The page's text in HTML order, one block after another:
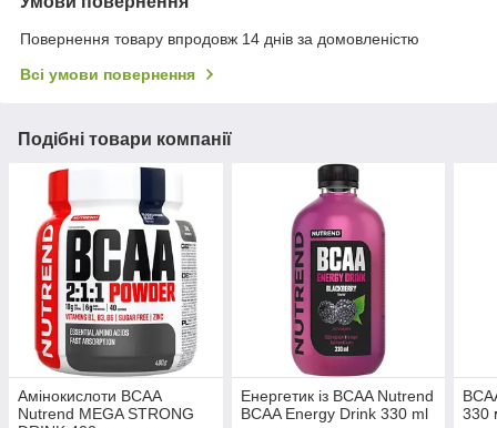
Повернення товару впродовж 14 днів за домовленістю
Всі умови повернення
Подібні товари компанії
Амінокислоти BCAA
Nutrend MEGA STRONG
Енергетик із BCAA Nutrend
BCAA Energy Drink 330 ml
330